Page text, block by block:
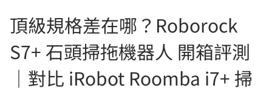
頂級規格差在哪？Roborock
S7+ 石頭掃拖機器人 開箱評測
｜對比 iRobot Roomba i7+ 掃